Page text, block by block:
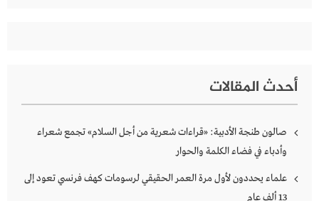
أحدث المقالات
صالون طنجة الأدبية: «قراءات شعرية من أجل السلام» تجمع شعراء
وأدباء في فضاء الكلمة والحوار
علماء يحددون لأول مرة العمر الحقيقي لرسومات كهف فرنسي تعود إلى
13 ألف عام